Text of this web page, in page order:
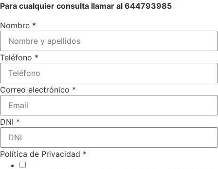
Para cualquier consulta llamar al 644793985
Nombre *
Teléfono *
Correo electrónico *
DNI *
Política de Privacidad *